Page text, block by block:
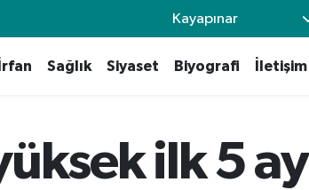
Kayapınar
Sağlık Siyaset Biyografi İletişim
ilk 5 ay